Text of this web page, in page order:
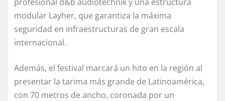
modular Layher, que garantiza la máxima
seguridad en infraestructuras de gran escala
internacional.
Además, el festival marcará un hito en la región al
presentar la tarima más grande de Latinoamérica,
con 70 metros de ancho, coronada por un